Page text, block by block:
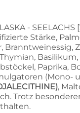
-
Stärke,
Branntweinessig,
Basilikum,
Paprika,
(Mono-
,
Trotz